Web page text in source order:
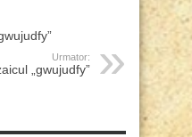
Urmator:
„gwujudfy”